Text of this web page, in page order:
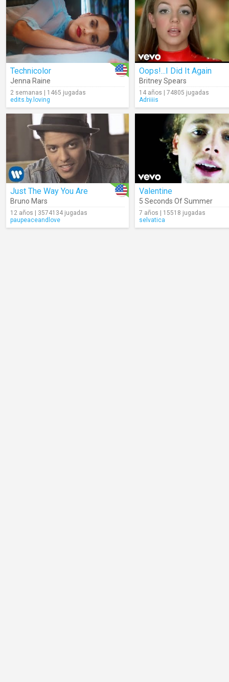
Technicolor
Jenna Raine
2 semanas | 1465 jugadas
edits.by.loving
Oops!...I Did It Again
Britney Spears
14 años | 74805 jugadas
Adriiiis
Just The Way You Are
Bruno Mars
12 años | 3574134 jugadas
paupeaceandlove
Valentine
5 Seconds Of Summer
7 años | 15518 jugadas
selvatica